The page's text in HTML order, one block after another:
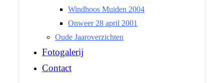
Windhoos Muiden 2004
Onweer 28 april 2001
Oude Jaaroverzichten
Fotogalerij
Contact